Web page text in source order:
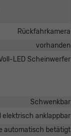
Rückfahrkamera
vorhanden
LED Scheinwerfer
Schwenkbar
elektrisch anklappbar
automatisch betätigt